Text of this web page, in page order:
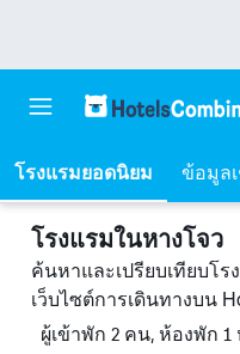
โรงแรมยอดนิยม ข้อมูล
โรงแรมในหางโจว
ค้นหาและเปรียบเทียบโ
เว็บไซต์การเดินทางบน
ผู้เข้าพัก 2 คน, ห้องพัก 1